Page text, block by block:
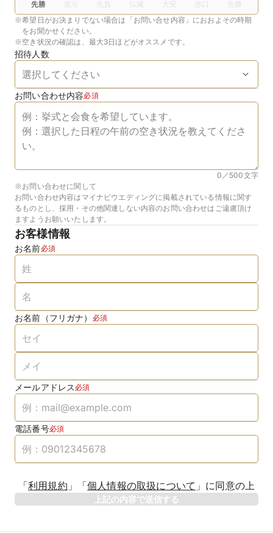
先勝 友引 先負 仏滅 大安
※希望日がお決まりでない場合は「お問い合せ内容」におおよその時期
をお聞かせください。
※空き状況の確認は、最大3日ほどがオススメです。
招待人数
お問い合わせ内容必須
0／500文字
※お問い合わせに関して
お問い合わせ内容はマイナビウエディングに掲載されている情報に関す
るものとし、採用・その他関連しない内容のお問い合わせはご遠慮頂け
ますようお願いいたします。
お客様情報
お名前必須
お名前（フリガナ） 必須
メールアドレス 必須
電話番号必須
「利用規約 」 「個人情報の取扱について 」 に同意の上
上記の内容で送信する